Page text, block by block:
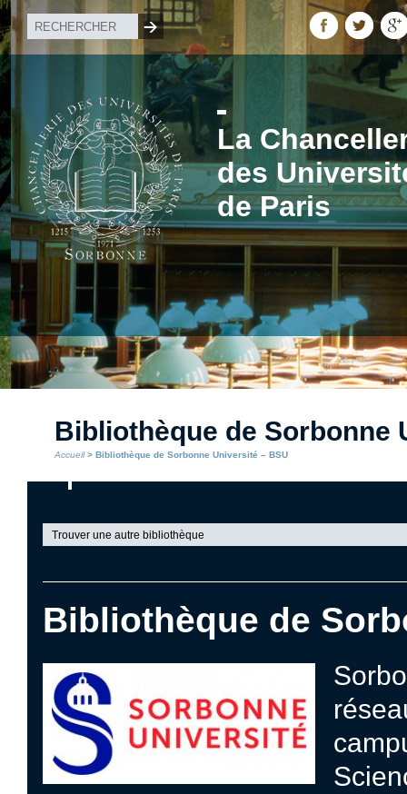
La
des
de Paris
Bibliothèque de Sorbonne
Accueil> Bibliothèque de Sorbonne Université – BSU
Trouver une autre bibliothèque
Bibliothèque de